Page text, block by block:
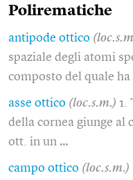
Polirematiche
antipode ottico
spaziale degli atomi
composto del quale
asse ottico (loc.s.m.) 1.
della cornea giunge al
ott. in un …
campo ottico (loc.s.m.)